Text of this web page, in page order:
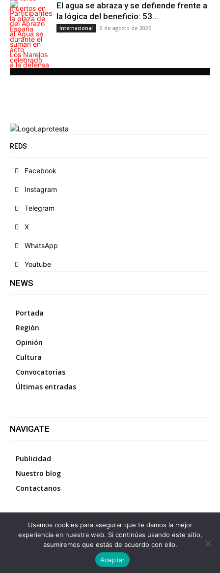
El agua se abraza y se defiende frente a
la lógica del beneficio: 53...
Internacional 9 de agosto de 2026
REDS
Facebook
Instagram
Telegram
X
WhatsApp
Youtube
NEWS
Portada
Región
Opinión
Cultura
Convocatorias
Últimas entradas
NAVIGATE
Publicidad
Nuestro blog
Contactanos
©2026 Diario La Protesta.es- Todos los derechos
reservados
Usamos cookies para asegurar que te damos la mejor
experiencia en nuestra web. Si continúas usando este sitio,
asumiremos que estás de acuerdo con ello.
Aceptar